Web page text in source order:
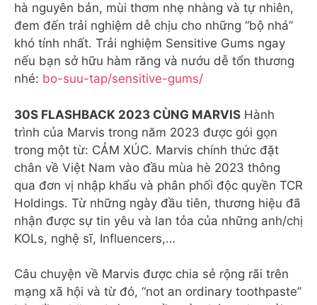
hà nguyên bản, mùi thơm nhẹ nhàng và tự nhiên,
đem đến trải nghiệm dễ chịu cho những “bộ nhá”
khó tính nhất. Trải nghiệm Sensitive Gums ngay
nếu bạn sở hữu hàm răng và nướu dễ tổn thương
nhé: bo-suu-tap/sensitive-gums/
30S FLASHBACK 2023 CÙNG MARVIS Hành
trình của Marvis trong năm 2023 được gói gọn
trong một từ: CẢM XÚC. Marvis chính thức đặt
chân về Việt Nam vào đầu mùa hè 2023 thông
qua đơn vị nhập khẩu và phân phối độc quyền TCR
Holdings. Từ những ngày đầu tiên, thương hiệu đã
nhận được sự tin yêu và lan tỏa của những anh/chị
KOLs, nghệ sĩ, Influencers,…
Câu chuyện về Marvis được chia sẻ rộng rãi trên
mạng xã hội và từ đó, “not an ordinary toothpaste”